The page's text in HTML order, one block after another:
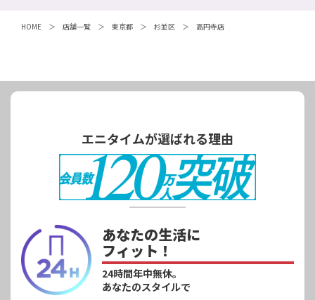
HOME 店舗一覧 東京都 杉並区 高円寺店
エニタイムが選ばれる理由
あなたの生活に
フィット！
24時間年中無休。
あなたのスタイルで